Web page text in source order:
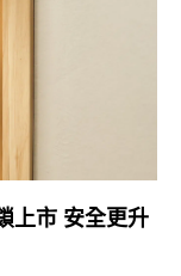
上市 安全更升